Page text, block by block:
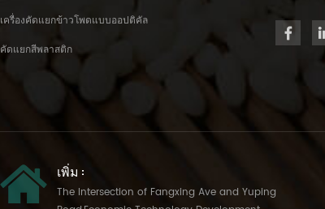
เครื่องคัดแยกข้าวโพดแบบออปติคัล
คัดแยกสีพลาสติก
เพิ่ม :
The Intersection of Fangxing Ave and Yuping